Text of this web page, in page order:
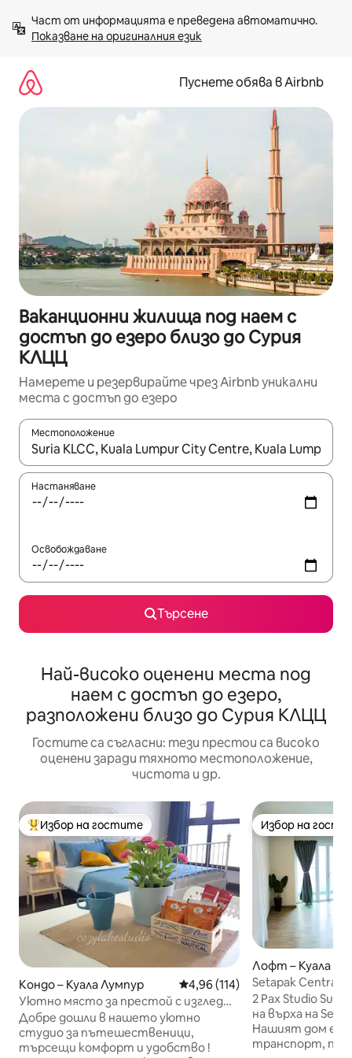
към
съдържанието
Показване на оригиналния език
Пуснете обява в Airbnb
Ваканционни жилища под наем с
достъп до езеро близо до Сурия
КЛЦЦ
Намерете и резервирайте чрез Airbnb уникални
места с достъп до езеро
Местоположение
Когато резултатите се покажат, използвайте
Настаняване
Освобождаване
Търсене
Най-високо оценени места под
наем с достъп до езеро,
разположени близо до Сурия КЛЦЦ
Гостите са съгласни: тези престои са високо
оценени заради тяхното местоположение,
чистота и др.
Най-популярен избор на гостите
Избор на гостите
Кондо – Куала Лумпур Средна оценка: 4,96 от 5,
4,96 (114)
Уютно място за престой с изглед
към езерото
Добре дошли в нашето уютно
студио за пътешественици,
търсещи комфорт и удобство !
Избор на
Избор на
Лофт – Куала
Setapak Central
апартамент за
2 Pax Studio
на върха на
Нашият дом е
транспорт,